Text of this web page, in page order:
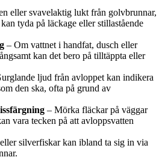
eller svavelaktig lukt från golvbrunnar,
tyda på läckage eller stillastående
– Om vattnet i handfat, dusch eller
kan det bero på tilltäppta eller
ljud från avloppet kan indikera
den ska, ofta på grund av
– Mörka fläckar på väggar
vara tecken på att avloppsvatten
silverfiskar kan ibland ta sig in via